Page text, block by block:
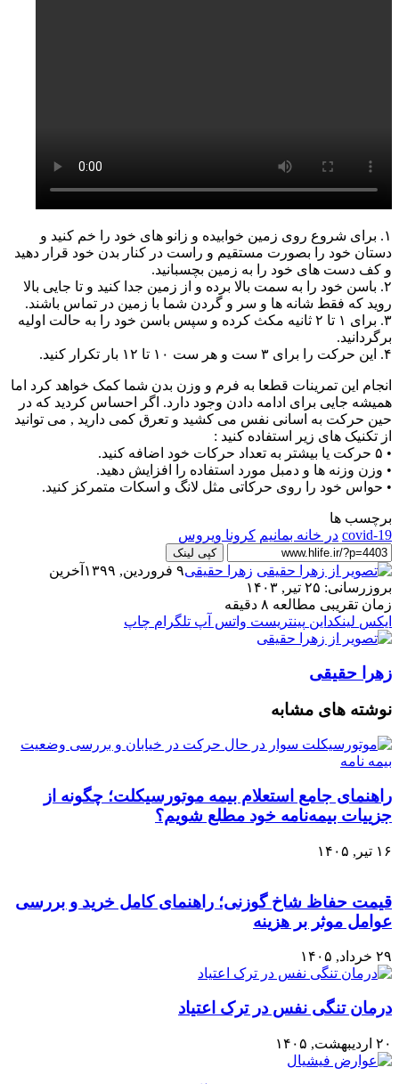
۱. برای شروع روی زمین خوابیده و زانو های خود را خم کنید و
دستان خود را بصورت مستقیم و راست در کنار بدن خود قرار دهید
و کف دست های خود را به زمین بچسبانید.
۲. باسن خود را به سمت بالا برده و از زمین جدا کنید و تا جایی بالا
روید که فقط شانه ها و سر و گردن شما با زمین در تماس باشند.
۳. برای ۱ تا ۲ ثانیه مکث کرده و سپس باسن خود را به حالت اولیه
برگردانید.
۴. این حرکت را برای ۳ ست و هر ست ۱۰ تا ۱۲ بار تکرار کنید.
انجام این تمرینات قطعا به فرم و وزن بدن شما کمک خواهد کرد اما
همیشه جایی برای ادامه دادن وجود دارد. اگر احساس کردید که در
حین حرکت به اسانی نفس می کشید و تعرق کمی دارید , می توانید
از تکنیک های زیر استفاده کنید :
• ۵ حرکت یا بیشتر به تعداد حرکات خود اضافه کنید.
• وزن وزنه ها و دمبل مورد استفاده را افزایش دهید.
• حواس خود را روی حرکاتی مثل لانگ و اسکات متمرکز کنید.
برچسب ها
covid-19 در خانه بمانیم کرونا ویروس
کپی لینک
زهرا حقیقی۹ فروردین, ۱۳۹۹
آخرین
بروزرسانی: ۲۵ تیر, ۱۴۰۳
زمان تقریبی مطالعه ۸ دقیقه
ایکس لینکداین پینتریست واتس آپ تلگرام چاپ
زهرا حقیقی
نوشته های مشابه
راهنمای جامع استعلام بیمه موتورسیکلت؛ چگونه از
جزییات بیمه‌نامه خود مطلع شویم؟
۱۶ تیر, ۱۴۰۵
قیمت حفاظ شاخ گوزنی؛ راهنمای کامل خرید و بررسی
عوامل موثر بر هزینه
۲۹ خرداد, ۱۴۰۵
درمان تنگی نفس در ترک اعتیاد
۲۰ اردیبهشت, ۱۴۰۵